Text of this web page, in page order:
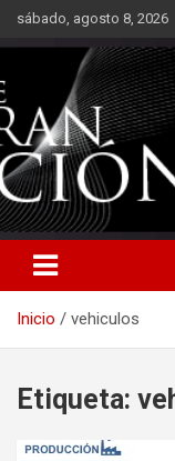
Saltarsábado, agosto 8, 2026
Inicio vehiculos
Etiqueta: